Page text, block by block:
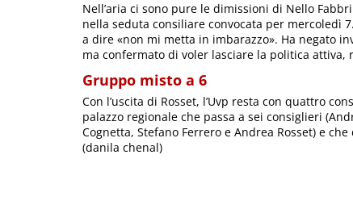
Nell’aria ci sono pure le dimissioni di Nello
nella seduta consiliare convocata per mercoledì
a dire «non mi metta in imbarazzo». Ha negato
ma confermato di voler lasciare la politica
Gruppo misto a 6
Con l’uscita di Rosset, l’Uvp resta con quattro
palazzo regionale che passa a sei consiglieri
Cognetta, Stefano Ferrero e Andrea Rosset) e
(danila chenal)